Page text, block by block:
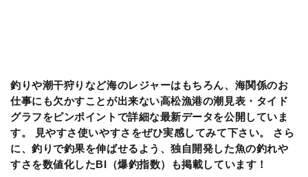
釣りや潮干狩りなど海のレジャーはもちろん、海関係のお
仕事にも欠かすことが出来ない高松漁港の潮見表・タイド
グラフをピンポイントで詳細な最新データを公開していま
す。 見やすさ使いやすさをぜひ実感してみて下さい。 さら
に、釣りで釣果を伸ばせるよう、独自開発した魚の釣れや
すさを数値化したBI（爆釣指数）も掲載しています！